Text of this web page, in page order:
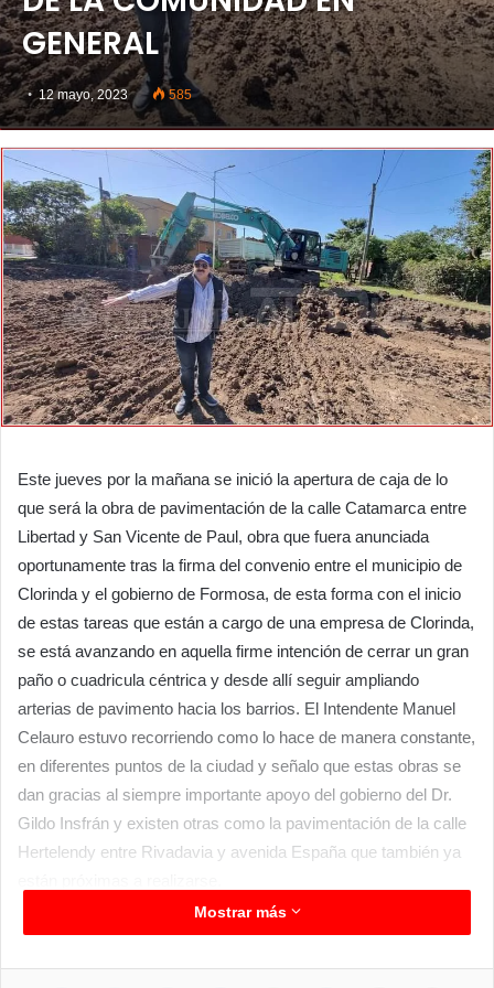
GENERAL
12 mayo, 2023 585
Este jueves por la mañana se inició la apertura de caja de lo
que será la obra de pavimentación de la calle Catamarca entre
Libertad y San Vicente de Paul, obra que fuera anunciada
oportunamente tras la firma del convenio entre el municipio de
Clorinda y el gobierno de Formosa, de esta forma con el inicio
de estas tareas que están a cargo de una empresa de Clorinda,
se está avanzando en aquella firme intención de cerrar un gran
paño o cuadricula céntrica y desde allí seguir ampliando
arterias de pavimento hacia los barrios. El Intendente Manuel
Celauro estuvo recorriendo como lo hace de manera constante,
en diferentes puntos de la ciudad y señalo que estas obras se
dan gracias al siempre importante apoyo del gobierno del Dr.
Gildo Insfrán y existen otras como la pavimentación de la calle
Hertelendy entre Rivadavia y avenida España que también ya
Otra obra de pavimentación con desagües que está en plena
ejecución es la de la calle Mendoza que se inició desde la
Mostrar más